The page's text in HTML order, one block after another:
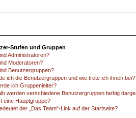
Stufen und Gruppen
Administratoren?
Moderatoren?
Benutzergruppen?
ich die Benutzergruppen und wie trete ich ihnen bei?
ich Gruppenleiter?
werden verschiedene Benutzergruppen farbig
eine Hauptgruppe?
der „Das Team“-Link auf der Startseite?